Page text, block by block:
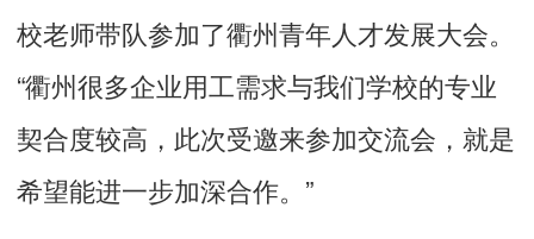
校老师带队参加了衢州青年人才发展大会。
“衢州很多企业用工需求与我们学校的专业
契合度较高，此次受邀来参加交流会，就是
希望能进一步加深合作。”